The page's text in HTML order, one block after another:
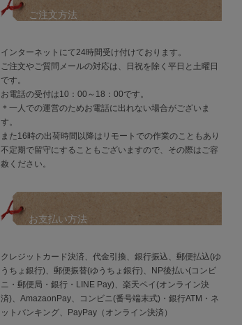
ご注文方法
インターネットにて24時間受け付けております。
ご注文やご質問メールの対応は、日祝を除く平日と土曜日
です。
お電話の受付は10：00～18：00です。
＊一人での運営のためお電話に出れない場合がございま
す。
また16時の出荷時間以降はリモートでの作業のこともあり
不定期で留守にすることもございますので、その際はご容
赦ください。
お支払い方法
クレジットカード決済、代金引換、銀行振込、郵便払込(ゆ
うちょ銀行)、郵便振替(ゆうちょ銀行)、NP後払い(コンビ
ニ・郵便局・銀行・LINE Pay)、楽天ペイ(オンライン決
済)、AmazaonPay、コンビニ(番号端末式)・銀行ATM・ネ
ットバンキング、PayPay（オンライン決済）